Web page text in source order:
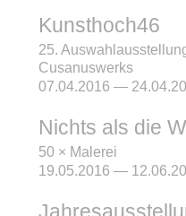
Kunsthoch46
25.
Cusanuswerks
07.04.2016 —
Nichts als die
50 × Malerei
19.05.2016 —